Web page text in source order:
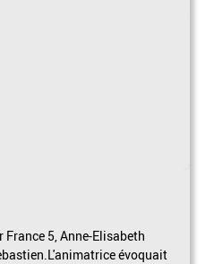
France 5, Anne-Elisabeth
évoquait